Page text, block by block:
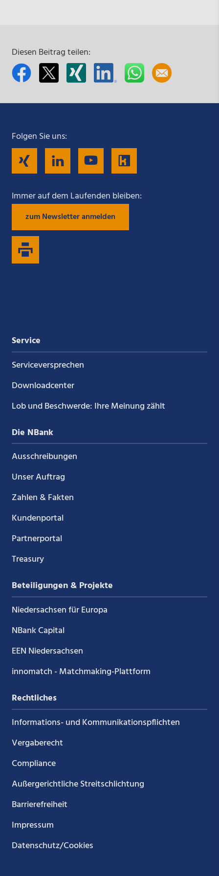
Diesen Beitrag teilen:
Folgen Sie uns:
Folgen
Sie
uns
auf
Folgen
Sie
uns
Folgen
Sie
uns
Sie
Immer auf dem Laufenden bleiben:
zum Newsletter anmelden
Service
Service­versprechen
Downloadcenter
Lob und Beschwerde: Ihre Meinung zählt
Die NBank
Ausschreibungen
Unser Auftrag
Zahlen & Fakten
Kundenportal
Partnerportal
Treasury
Beteiligungen & Projekte
Niedersachsen für Europa
NBank Capital
EEN Niedersachsen
innomatch - Matchmaking-Plattform
Rechtliches
Informations- und Kommunikations­pflichten
Vergaberecht
Compliance
Außergerichtliche Streitschlichtung
Barrierefreiheit
Impressum
Datenschutz/Cookies